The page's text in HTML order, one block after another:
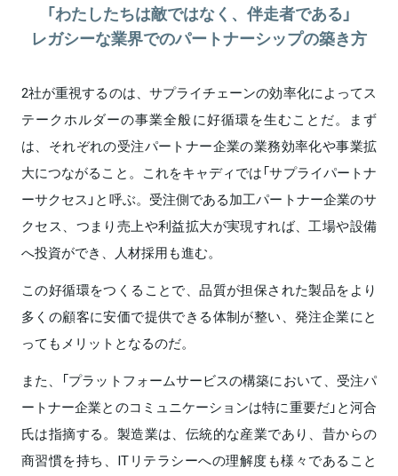
「わたしたちは敵ではなく、伴走者である」
レガシーな業界でのパートナーシップの築き方
2社が重視するのは、サプライチェーンの効率化によってス
テークホルダーの事業全般に好循環を生むことだ。まず
は、それぞれの受注パートナー企業の業務効率化や事業拡
大につながること。これをキャディでは「サプライパートナ
ーサクセス」と呼ぶ。受注側である加工パートナー企業のサ
クセス、つまり売上や利益拡大が実現すれば、工場や設備
へ投資ができ、人材採用も進む。
この好循環をつくることで、品質が担保された製品をより
多くの顧客に安価で提供できる体制が整い、発注企業にと
ってもメリットとなるのだ。
また、「プラットフォームサービスの構築において、受注パ
ートナー企業とのコミュニケーションは特に重要だ」と河合
氏は指摘する。製造業は、伝統的な産業であり、昔からの
商習慣を持ち、ITリテラシーへの理解度も様々であること